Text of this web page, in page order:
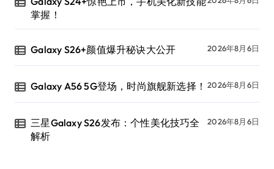
掌握！
Galaxy S26+颜值爆升秘诀大公开 2026年8月6日
Galaxy A56 5G登场，时尚旗舰新选择！ 2026年8月6日
三星Galaxy S26发布：个性美化技巧全
解析
2026年8月6日